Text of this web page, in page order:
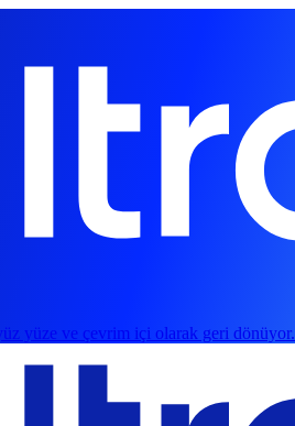
yüze ve çevrim içi olarak geri dönüyor.